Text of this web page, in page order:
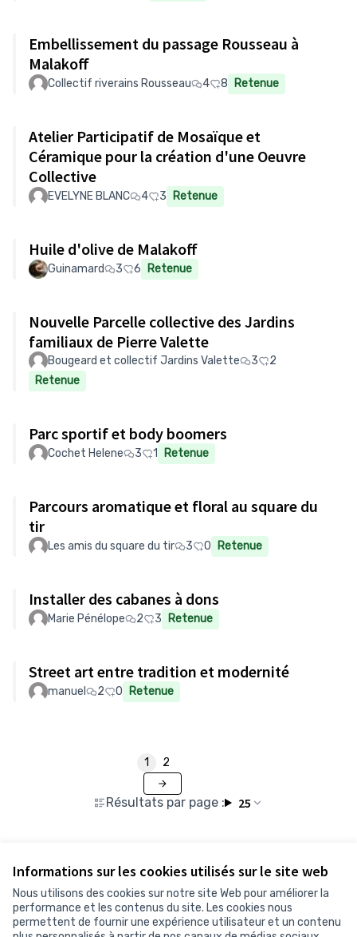
Informations sur les cookies utilisés sur le site web
Nous utilisons des cookies sur notre site Web pour améliorer la
performance et les contenus du site. Les cookies nous
permettent de fournir une expérience utilisateur et un contenu
Embellissement du passage Rousseau à
Malakoff
Collectif riverains Rousseau 4 8 Retenue
Atelier Participatif de Mosaïque et
Céramique pour la création d'une Oeuvre
Collective
EVELYNE BLANC 4 3 Retenue
Huile d'olive de Malakoff
Guinamard 3 6 Retenue
Nouvelle Parcelle collective des Jardins
familiaux de Pierre Valette
Bougeard et collectif Jardins Valette 3
2
Retenue
Parc sportif et body boomers
Cochet Helene 3 1 Retenue
Parcours aromatique et floral au square du
tir
Les amis du square du tir 3 0 Retenue
Installer des cabanes à dons
Marie Pénélope 2 3 Retenue
Street art entre tradition et modernité
manuel 2 0 Retenue
Résultats par page : 25
1 2
Voir toutes les propositions retirées
Conditions d'utilisation